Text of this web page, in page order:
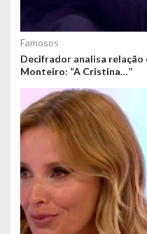
Famosos
Decifrador analisa
Monteiro: “A Cristina…”